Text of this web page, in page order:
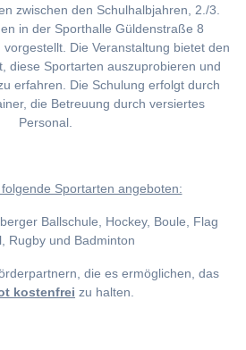
zwischen den Schulhalbjahren, 2./3.
in der Sporthalle Güldenstraße 8
Die Veranstaltung bietet den
diese Sportarten auszuprobieren und
erfahren. Die Schulung erfolgt durch
die Betreuung durch versiertes
Personal.
Sportarten angeboten:
Ballschule, Hockey, Boule, Flag
Rugby und Badminton
die es ermöglichen, das
kostenfrei zu halten.